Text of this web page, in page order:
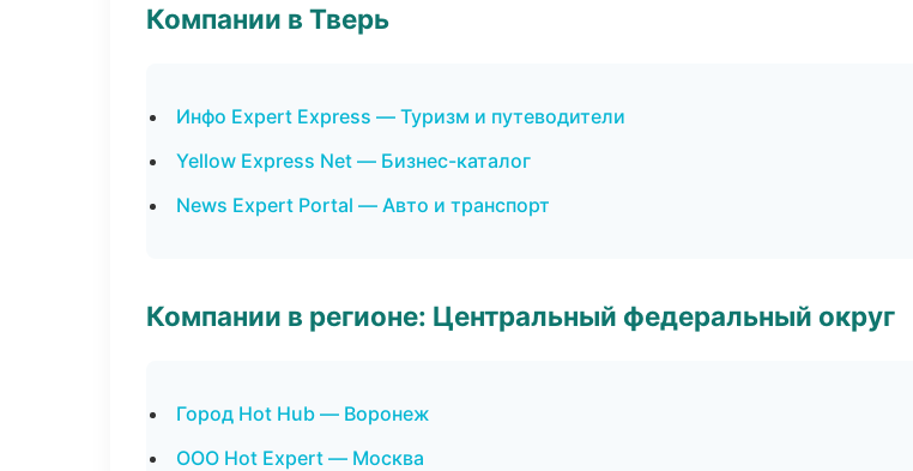
Компании в Тверь
Инфо Expert Express — Туризм и путеводители
Yellow Express Net — Бизнес-каталог
News Expert Portal — Авто и транспорт
Компании в регионе: Центральный федеральный округ
Город Hot Hub — Воронеж
ООО Hot Expert — Москва